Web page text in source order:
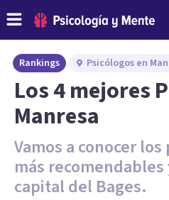
Rankings Psicólogos en
Los 4 mejores
Manresa
Vamos a conocer
más
capital del Bages.